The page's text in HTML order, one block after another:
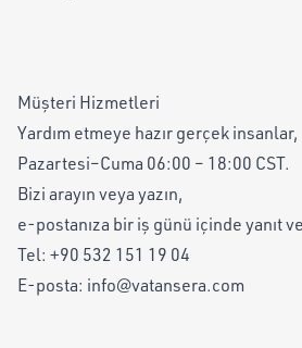
Müşteri Hizmetleri
Yardım etmeye hazır gerçek insanlar,
Pazartesi–Cuma 06:00 – 18:00 CST.
Bizi arayın veya yazın,
e-postanıza bir iş günü içinde yanıt
Tel: +90 532 151 19 04
E-posta: info@vatansera.com